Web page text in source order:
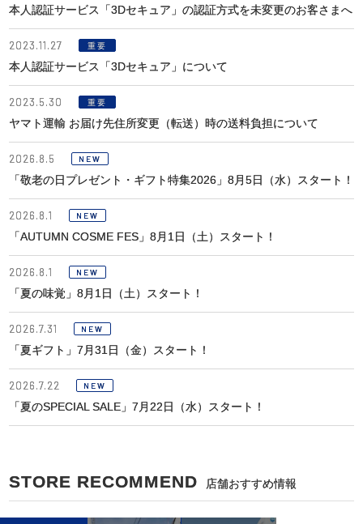
本人認証サービス「3Dセキュア」の認証方式を未変更のお客さまへ
2023.11.27 重要
本人認証サービス「3Dセキュア」について
2023.5.30 重要
ヤマト運輸 お届け先住所変更（転送）時の送料負担について
2026.8.5 NEW
「敬老の日プレゼント・ギフト特集2026」8月5日（水）スタート！
2026.8.1 NEW
「AUTUMN COSME FES」8月1日（土）スタート！
2026.8.1 NEW
「夏の味覚」8月1日（土）スタート！
2026.7.31 NEW
「夏ギフト」7月31日（金）スタート！
2026.7.22 NEW
「夏のSPECIAL SALE」7月22日（水）スタート！
STORE RECOMMEND 店舗おすすめ情報